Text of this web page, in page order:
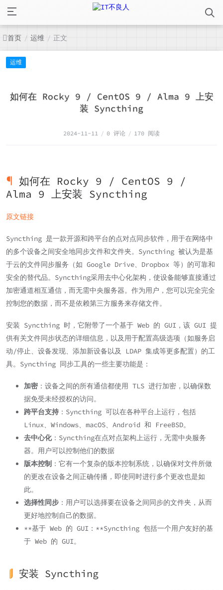
首页 / 运维 / 正文
运维
如何在 Rocky 9 / CentOS 9 / Alma 9 上安
装 Syncthing
2024-11-11 / 0 评论 / 170 阅读
如何在 Rocky 9 / CentOS 9 /
Alma 9 上安装 Syncthing
原文链接
Syncthing 是一款开源和跨平台的点对点同步软件，用于在网络中
的多个设备之间安全地同步文件和文件夹。Syncthing 被认为是基
于云的文件同步服务（如 Google Drive、Dropbox 等）的可靠和
安全的替代品。Syncthing采用去中心化架构，使设备能够直接通过
加密通道相互通信，而无需中央服务器。作为用户，您可以完全完全
控制您的数据，而不是依赖第三方服务来存储文件。
安装 Syncthing 时，它附带了一个基于 Web 的 GUI，该 GUI 提
供有关文件同步状态的详细信息，以及用于配置高级选项（如服务启
动/停止、设备发现、添加新设备以及 LDAP 集成等更多配置）的工
具。Syncthing 同步工具的一些主要功能是：
加密 ：设备之间的所有通信都使用 TLS 进行加密，以确保数
据免受未经授权的访问。
跨平台支持 ：Syncthing 可以在各种平台上运行，包括
Linux、Windows、macOS、Android 和 FreeBSD。
去中心化：Syncthing在点对点架构上运行，无需中央服务
器。用户可以控制他们的数据
版本控制 ：它有一个复杂的版本控制系统，以确保对文件所做
的更改在设备之间正确传播，即使同时进行多个更改也是如
此。
选择性同步 ：用户可以选择要在设备之间同步的文件夹，从而
更好地控制自己的数据。
**基于 Web 的 GUI：**Syncthing 包括一个用户友好的基
于 Web 的 GUI。
安装 Syncthing